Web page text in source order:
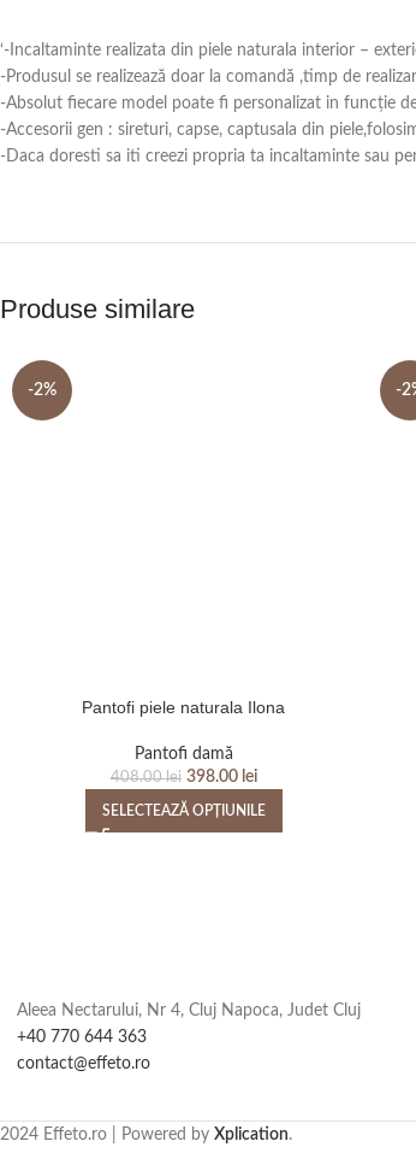
‘-Incaltaminte realizata din piele naturala interior –
-Produsul se realizează doar la comandă ,timp de
-Absolut fiecare model poate fi personalizat in funcție
-Accesorii gen : sireturi, capse, captusala din
-Daca doresti sa iti creezi propria ta incaltaminte sau
Produse similare
-2%
Pantofi piele naturala Ilona
Pantofi damă
408.00lei 398.00 lei
SELECTEAZĂ OPȚIUNILE
-
Aleea Nectarului, Nr 4, Cluj Napoca, Judet Cluj
+40 770 644 363
contact@effeto.ro
2024 Effeto.ro | Powered by Xplication.